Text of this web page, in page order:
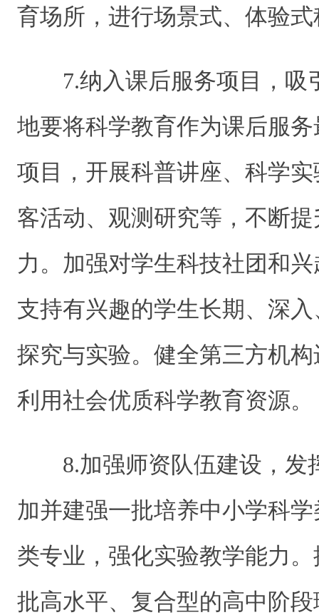
育场所，进行场景式、体验
7.纳入课后服务项目，吸
地要将科学教育作为课后服
项目，开展科普讲座、科学
客活动、观测研究等，不断
力。加强对学生科技社团和
支持有兴趣的学生长期、深
探究与实验。健全第三方机
利用社会优质科学教育资源。
8.加强师资队伍建设，发
加并建强一批培养中小学科
类专业，强化实验教学能力
批高水平、复合型的高中阶